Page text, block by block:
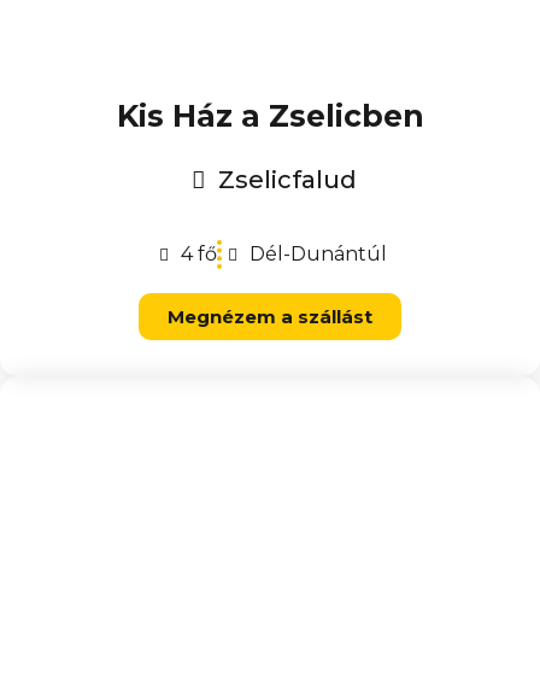
Kis Ház a Zselicben
Zselicfalud
4 fő Dél-Dunántúl
Megnézem a szállást